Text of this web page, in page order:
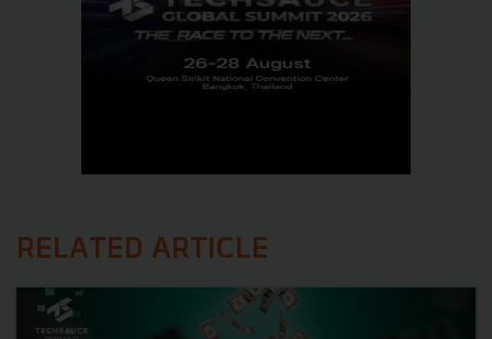
RELATED ARTICLE